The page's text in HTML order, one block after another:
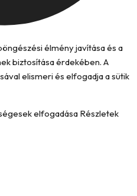
élmény javítása és a
biztosítása érdekében. A
elismeri és elfogadja a sütik
elfogadása Részletek